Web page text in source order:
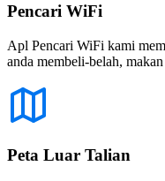
Pencari WiFi
Apl Pencari WiFi kami
anda membeli-belah,
Peta Luar Talian